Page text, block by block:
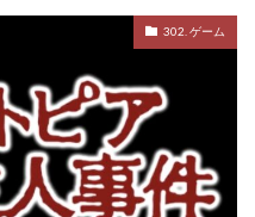
302. ゲーム